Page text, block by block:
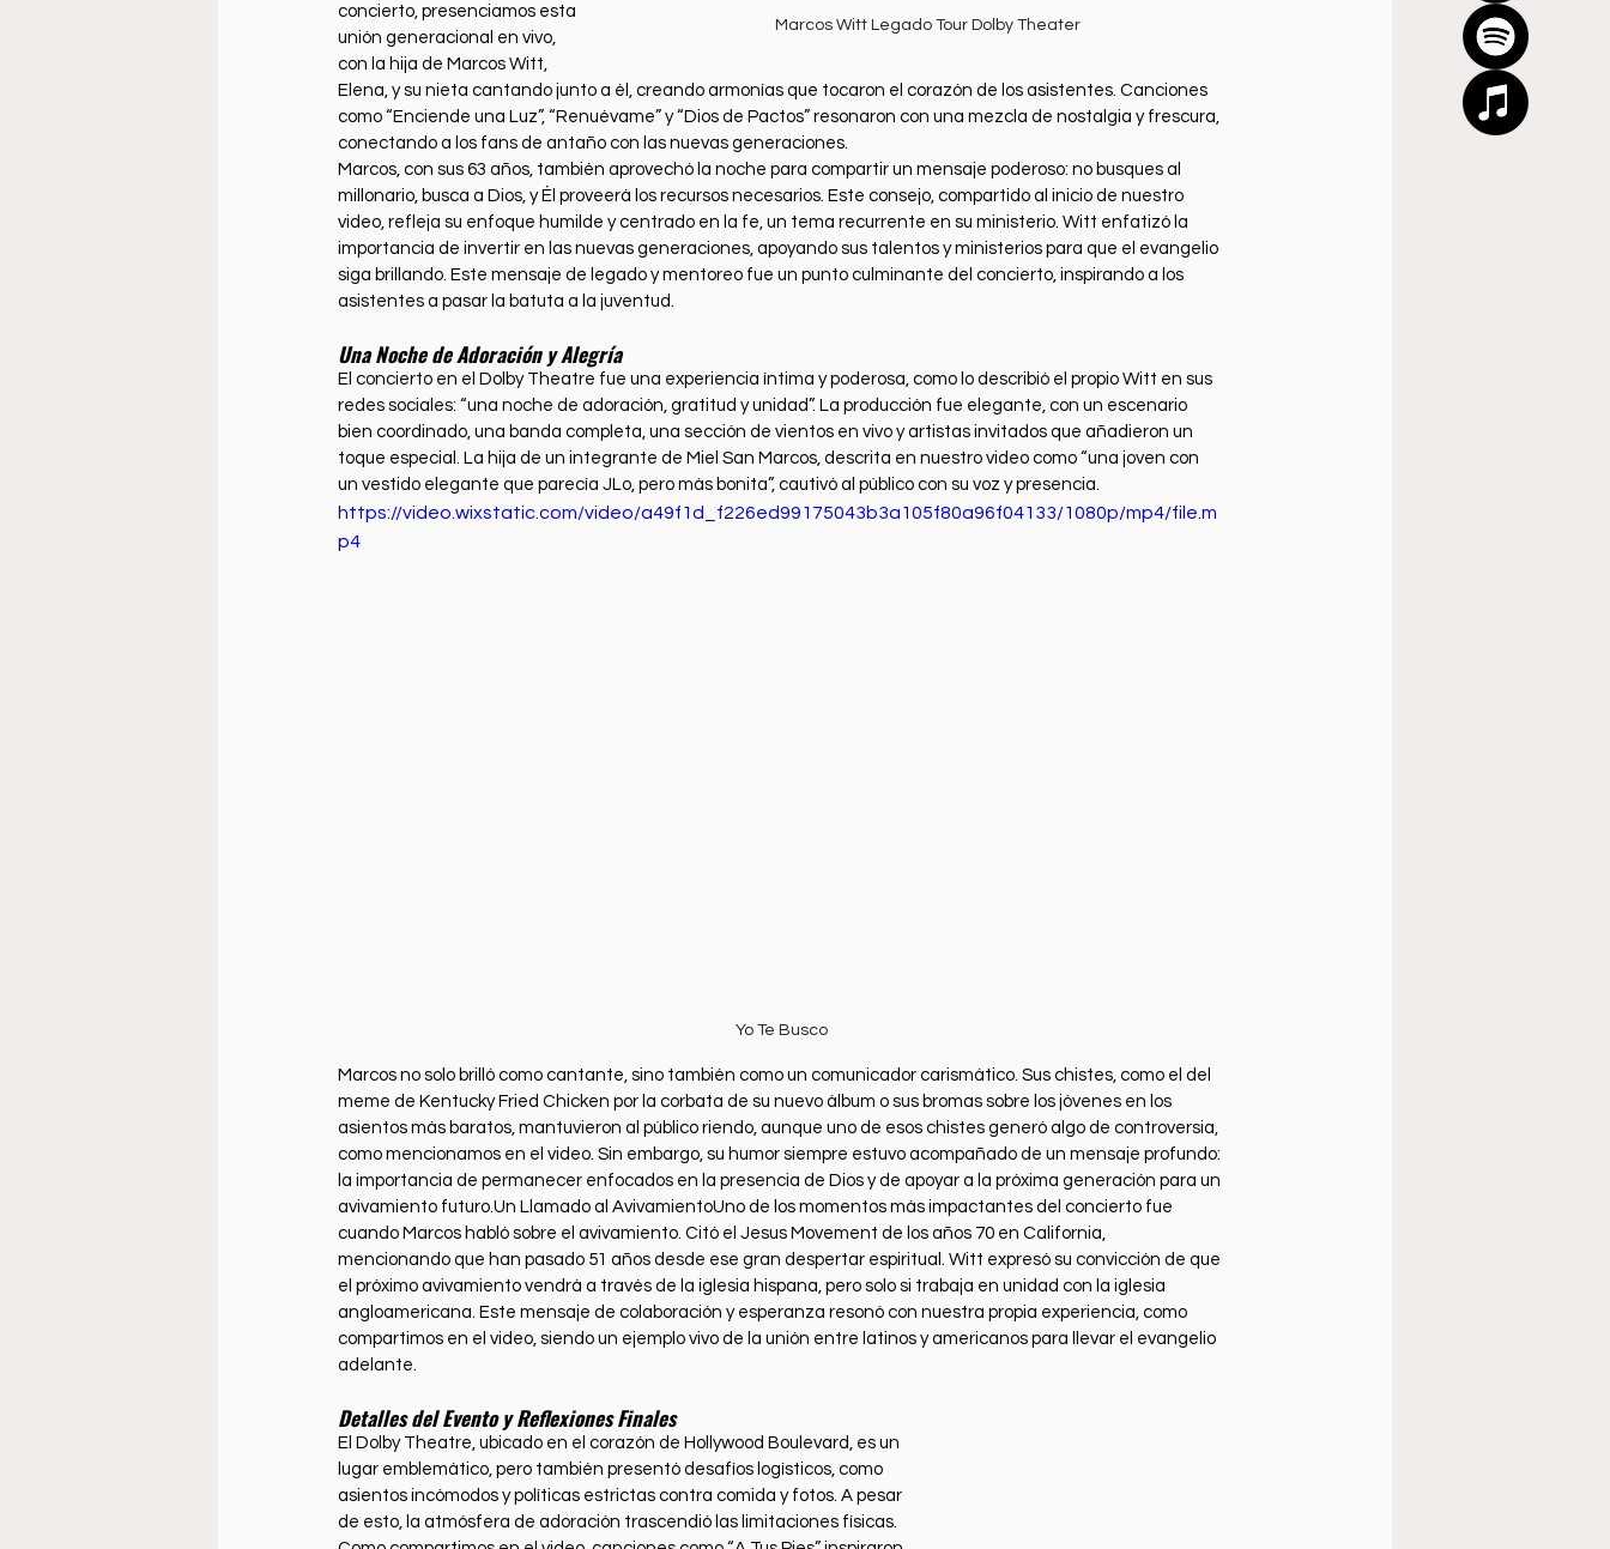
Marcos Witt Legado Tour Dolby Theater
concierto, presenciamos esta
unión generacional en vivo,
con la hija de Marcos Witt,
Elena, y su nieta cantando junto a él, creando armonías que tocaron el corazón de los asistentes. Canciones
como “Enciende una Luz”, “Renuévame” y “Dios de Pactos” resonaron con una mezcla de nostalgia y frescura,
conectando a los fans de antaño con las nuevas generaciones.
Marcos, con sus 63 años, también aprovechó la noche para compartir un mensaje poderoso: no busques al
millonario, busca a Dios, y Él proveerá los recursos necesarios. Este consejo, compartido al inicio de nuestro
video, refleja su enfoque humilde y centrado en la fe, un tema recurrente en su ministerio. Witt enfatizó la
importancia de invertir en las nuevas generaciones, apoyando sus talentos y ministerios para que el evangelio
siga brillando. Este mensaje de legado y mentoreo fue un punto culminante del concierto, inspirando a los
asistentes a pasar la batuta a la juventud.
Una Noche de Adoración y Alegría
El concierto en el Dolby Theatre fue una experiencia íntima y poderosa, como lo describió el propio Witt en sus
redes sociales: “una noche de adoración, gratitud y unidad”. La producción fue elegante, con un escenario
bien coordinado, una banda completa, una sección de vientos en vivo y artistas invitados que añadieron un
toque especial. La hija de un integrante de Miel San Marcos, descrita en nuestro video como “una joven con
un vestido elegante que parecía JLo, pero más bonita”, cautivó al público con su voz y presencia.
https://video.wixstatic.com/video/a49f1d_f226ed99175043b3a105f80a96f04133/1080p/mp4/file.m
p4
Yo Te Busco
Marcos no solo brilló como cantante, sino también como un comunicador carismático. Sus chistes, como el del
meme de Kentucky Fried Chicken por la corbata de su nuevo álbum o sus bromas sobre los jóvenes en los
asientos más baratos, mantuvieron al público riendo, aunque uno de esos chistes generó algo de controversia,
como mencionamos en el video. Sin embargo, su humor siempre estuvo acompañado de un mensaje profundo:
la importancia de permanecer enfocados en la presencia de Dios y de apoyar a la próxima generación para un
avivamiento futuro.Un Llamado al AvivamientoUno de los momentos más impactantes del concierto fue
cuando Marcos habló sobre el avivamiento. Citó el Jesus Movement de los años 70 en California,
mencionando que han pasado 51 años desde ese gran despertar espiritual. Witt expresó su convicción de que
el próximo avivamiento vendrá a través de la iglesia hispana, pero solo si trabaja en unidad con la iglesia
angloamericana. Este mensaje de colaboración y esperanza resonó con nuestra propia experiencia, como
compartimos en el video, siendo un ejemplo vivo de la unión entre latinos y americanos para llevar el evangelio
adelante.
Detalles del Evento y Reflexiones Finales
El Dolby Theatre, ubicado en el corazón de Hollywood Boulevard, es un
lugar emblemático, pero también presentó desafíos logísticos, como
asientos incómodos y políticas estrictas contra comida y fotos. A pesar
de esto, la atmósfera de adoración trascendió las limitaciones físicas.